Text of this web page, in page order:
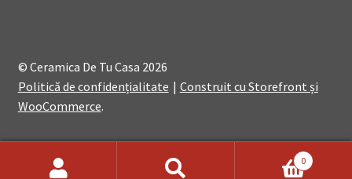
© Ceramica De Tu Casa 2026
Politică de confidențialitate
Construit cu Storefront și
WooCommerce.
0